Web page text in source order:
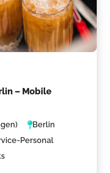
– Mobile
Berlin
Personal